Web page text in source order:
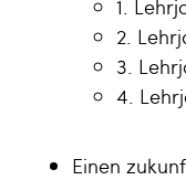
1.
2.
3.
4.
Einen